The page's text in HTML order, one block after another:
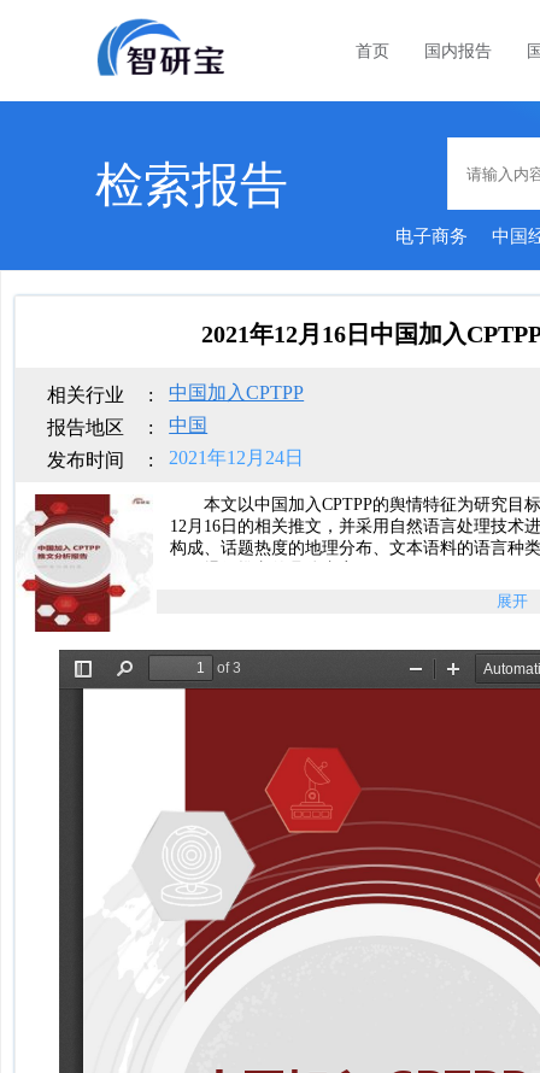
首页 国内报告
检索报告
电子商务 中国
2021年12月16日中国加入
相关行业 :
中国加入CPTPP
报告地区
:
中国
发布时间
: 2021年12月24日
本文以中国加入CPTPP的舆情特征为研究目
12月16日的相关推文，并采用自然语言处理技术
构成、话题热度的地理分布、文本语料的语言种
2021年12月16日中国加入CPTPP推文分析报告pdf
2021年12月16日中国加入CPTPP推文分析报告pdf
展开